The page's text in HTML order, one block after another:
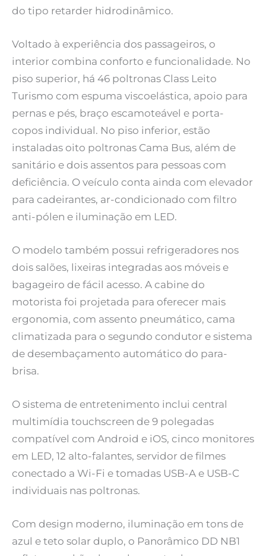
do tipo retarder hidrodinâmico.
Voltado à experiência dos passageiros, o
interior combina conforto e funcionalidade. No
piso superior, há 46 poltronas Class Leito
Turismo com espuma viscoelástica, apoio para
pernas e pés, braço escamoteável e porta-
copos individual. No piso inferior, estão
instaladas oito poltronas Cama Bus, além de
sanitário e dois assentos para pessoas com
deficiência. O veículo conta ainda com elevador
para cadeirantes, ar-condicionado com filtro
anti-pólen e iluminação em LED.
O modelo também possui refrigeradores nos
dois salões, lixeiras integradas aos móveis e
bagageiro de fácil acesso. A cabine do
motorista foi projetada para oferecer mais
ergonomia, com assento pneumático, cama
climatizada para o segundo condutor e sistema
de desembaçamento automático do para-
brisa.
O sistema de entretenimento inclui central
multimídia touchscreen de 9 polegadas
compatível com Android e iOS, cinco monitores
em LED, 12 alto-falantes, servidor de filmes
conectado a Wi-Fi e tomadas USB-A e USB-C
individuais nas poltronas.
Com design moderno, iluminação em tons de
azul e teto solar duplo, o Panorâmico DD NB1